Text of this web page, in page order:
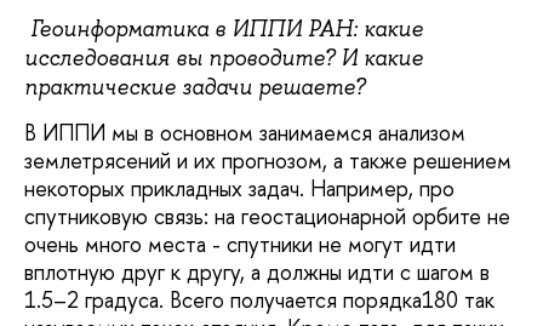
Геоинформатика в ИППИ РАН: какие
исследования вы проводите? И какие
практические задачи решаете?
В ИППИ мы в основном занимаемся анализом
землетрясений и их прогнозом, а также решением
некоторых прикладных задач. Например, про
спутниковую связь: на геостационарной орбите не
очень много места - спутники не могут идти
вплотную друг к другу, а должны идти с шагом в
1.5–2 градуса. Всего получается порядка180 так